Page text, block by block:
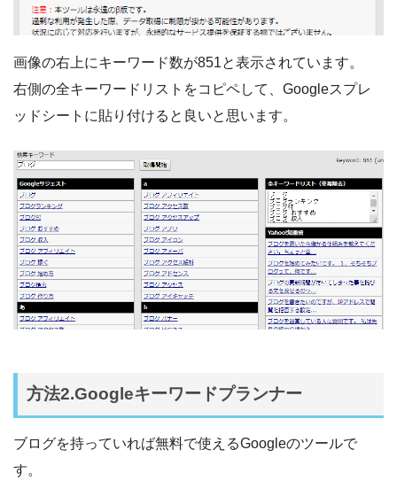
画像の右上にキーワード数が851と表示されています。
右側の全キーワードリストをコピペして、Googleスプレ
ッドシートに貼り付けると良いと思います。
方法2.Googleキーワードプランナー
ブログを持っていれば無料で使えるGoogleのツールで
す。